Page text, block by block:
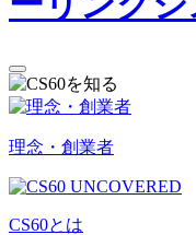
理念・創業者
CS60とは